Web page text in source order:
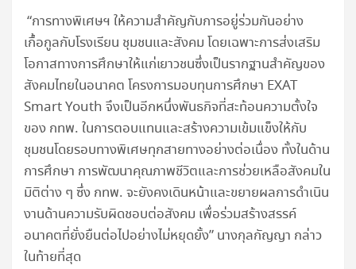
​“การทางพิเศษฯ ให้ความสำคัญกับการอยู่ร่วมกันอย่าง
เกื้อกูลกับโรงเรียน ชุมชนและสังคม โดยเฉพาะการส่งเสริม
โอกาสทางการศึกษาให้แก่เยาวชนซึ่งเป็นรากฐานสำคัญของ
สังคมไทยในอนาคต โครงการมอบทุนการศึกษา EXAT
Smart Youth จึงเป็นอีกหนึ่งพันธกิจที่สะท้อนความตั้งใจ
ของ กทพ. ในการตอบแทนและสร้างความเข้มแข็งให้กับ
ชุมชนโดยรอบทางพิเศษทุกสายทางอย่างต่อเนื่อง ทั้งในด้าน
การศึกษา การพัฒนาคุณภาพชีวิตและการช่วยเหลือสังคมใน
มิติต่าง ๆ ซึ่ง กทพ. จะยังคงเดินหน้าและขยายผลการดำเนิน
งานด้านความรับผิดชอบต่อสังคม เพื่อร่วมสร้างสรรค์
อนาคตที่ยั่งยืนต่อไปอย่างไม่หยุดยั้ง” นางกุลกัญญา กล่าว
ในท้ายที่สุด